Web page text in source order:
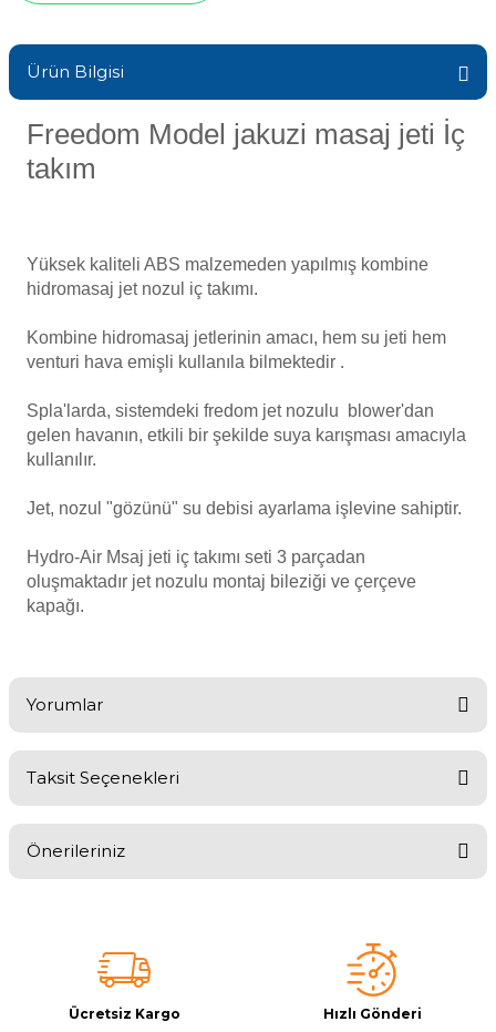
Gemaş Havuz
Wtr Havuz
Wtr Havuz Kimyasalları Setleri
Alkalinite Düşürücü
Ayak Dezenfektanı
e Pool Expert
Havuz Filtre
Kalsiyum Hipoklorit
Tuz
Temizleyici
Havuz Vana
Havuz Isıtma
Havuz Sarf
Havuz
Bahçe Süs Havuzu
Endüstriyel Blower
Ayak Havuzu
Dalgıç Pompa
Dezenfeksiyon
Havuz Güvenlik
Havuz
Ürün Bilgisi
Freedom Model jakuzi masaj jeti İç
takım
Yüksek kaliteli ABS malzemeden yapılmış kombine
hidromasaj jet nozul iç takımı.
Kombine hidromasaj jetlerinin amacı, hem su jeti hem
venturi hava emişli kullanıla bilmektedir .
Spla'larda, sistemdeki fredom jet nozulu
blower'dan
gelen havanın, etkili bir şekilde suya karışması amacıyla
kullanılır.
Jet, nozul "gözünü" su debisi ayarlama işlevine sahiptir.
Hydro-Air Msaj jeti iç takımı seti 3 parçadan
oluşmaktadır jet nozulu montaj bileziği ve çerçeve
kapağı.
Yorumlar
Taksit Seçenekleri
Önerileriniz
Görüş ve önerileriniz için teşekkür ederiz.
Ürün resmi kalitesiz, bozuk veya görüntülenemiyor.
Ücretsiz Kargo
Hızlı Gönderi